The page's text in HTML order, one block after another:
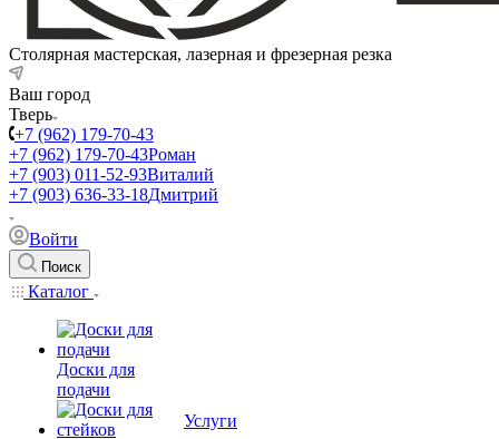
Столярная мастерская, лазерная и фрезерная резка
Ваш город
Тверь
+7 (962) 179-70-43
+7 (962) 179-70-43Роман
+7 (903) 011-52-93Виталий
+7 (903) 636-33-18Дмитрий
Войти
Поиск
Каталог
Доски для
подачи
Услуги